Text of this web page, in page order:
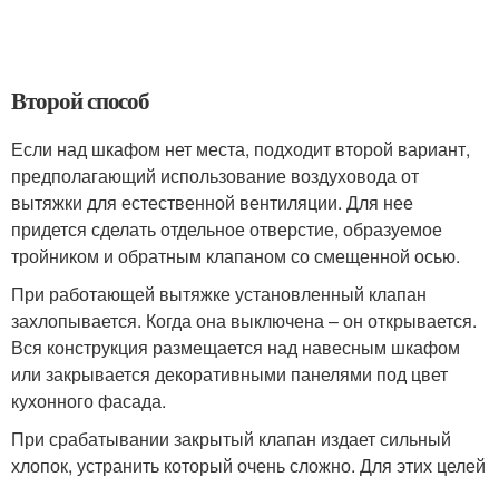
Второй способ
Если над шкафом нет места, подходит второй вариант,
предполагающий использование воздуховода от
вытяжки для естественной вентиляции. Для нее
придется сделать отдельное отверстие, образуемое
тройником и обратным клапаном со смещенной осью.
При работающей вытяжке установленный клапан
захлопывается. Когда она выключена – он открывается.
Вся конструкция размещается над навесным шкафом
или закрывается декоративными панелями под цвет
кухонного фасада.
При срабатывании закрытый клапан издает сильный
хлопок, устранить который очень сложно. Для этих целей